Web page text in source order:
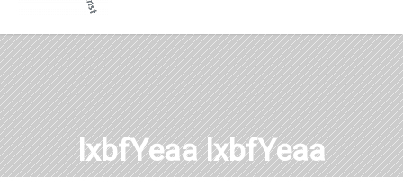
lxbfYeaa lxbfYeaa